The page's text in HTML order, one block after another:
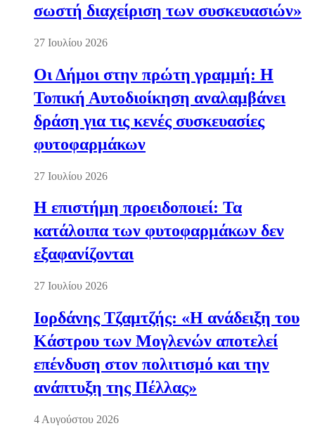
σωστή διαχείριση των συσκευασιών»
27 Ιουλίου 2026
Οι Δήμοι στην πρώτη γραμμή: Η
Τοπική Αυτοδιοίκηση αναλαμβάνει
δράση για τις κενές συσκευασίες
φυτοφαρμάκων
27 Ιουλίου 2026
Η επιστήμη προειδοποιεί: Τα
κατάλοιπα των φυτοφαρμάκων δεν
εξαφανίζονται
27 Ιουλίου 2026
Ιορδάνης Τζαμτζής: «Η ανάδειξη του
Κάστρου των Μογλενών αποτελεί
επένδυση στον πολιτισμό και την
ανάπτυξη της Πέλλας»
4 Αυγούστου 2026